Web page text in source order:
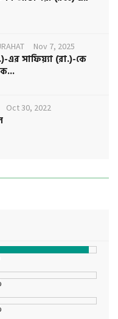
Nov 7, 2025
এর সাফিয়্যা (রা.)-কে
Oct 30, 2022